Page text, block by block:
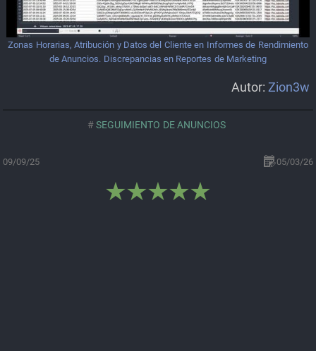
Zonas Horarias, Atribución y Datos del Cliente en Informes de Rendimiento
de Anuncios. Discrepancias en Reportes de Marketing
Autor: Zion3w
SEGUIMIENTO DE ANUNCIOS
09/09/25 05/03/26